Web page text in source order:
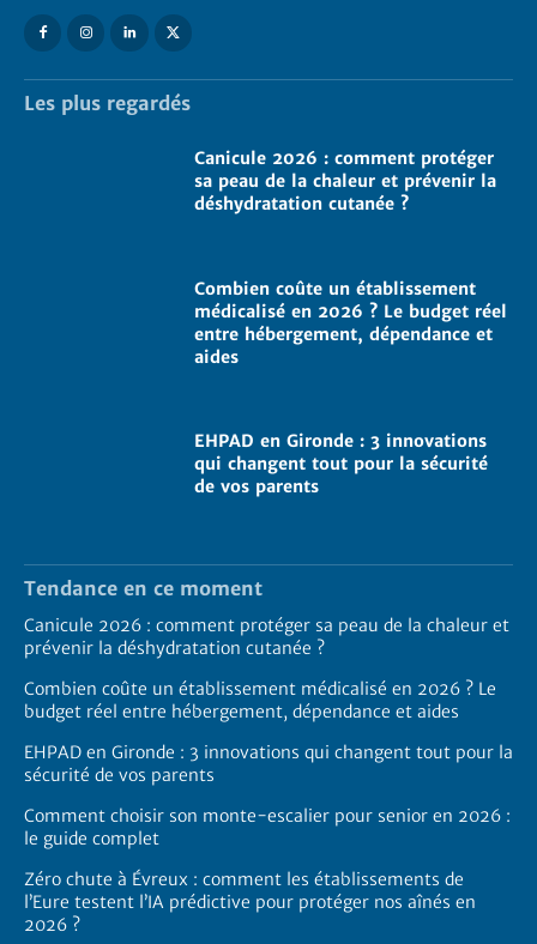
Les plus regardés
Canicule 2026 : comment protéger
sa peau de la chaleur et prévenir la
déshydratation cutanée ?
Combien coûte un établissement
médicalisé en 2026 ? Le budget réel
entre hébergement, dépendance et
aides
EHPAD en Gironde : 3 innovations
qui changent tout pour la sécurité
de vos parents
Tendance en ce moment
Canicule 2026 : comment protéger sa peau de la chaleur et
prévenir la déshydratation cutanée ?
Combien coûte un établissement médicalisé en 2026 ? Le
budget réel entre hébergement, dépendance et aides
EHPAD en Gironde : 3 innovations qui changent tout pour la
sécurité de vos parents
Comment choisir son monte-escalier pour senior en 2026 :
le guide complet
Zéro chute à Évreux : comment les établissements de
l’Eure testent l’IA prédictive pour protéger nos aînés en
2026 ?